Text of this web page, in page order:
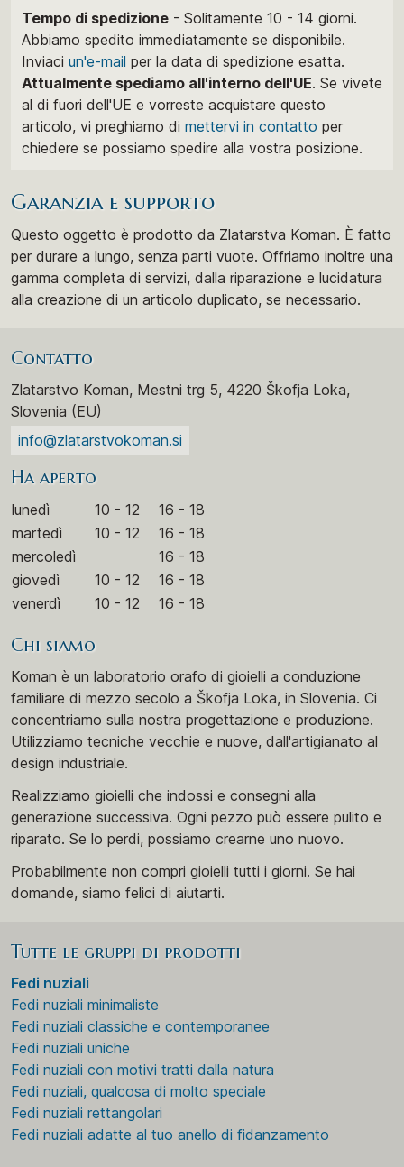
Tempo di spedizione - Solitamente 10 - 14 giorni.
Abbiamo spedito immediatamente se disponibile.
Inviaci un'e-mail per la data di spedizione esatta.
Attualmente spediamo all'interno dell'UE. Se vivete
al di fuori dell'UE e vorreste acquistare questo
articolo, vi preghiamo di mettervi in ​​contatto per
chiedere se possiamo spedire alla vostra posizione.
Garanzia e supporto
Questo oggetto è prodotto da Zlatarstva Koman. È fatto
per durare a lungo, senza parti vuote. Offriamo inoltre una
gamma completa di servizi, dalla riparazione e lucidatura
alla creazione di un articolo duplicato, se necessario.
Contatto
Zlatarstvo Koman, Mestni trg 5, 4220 Škofja Loka,
Slovenia (EU)
info@zlatarstvokoman.si
Ha aperto
lunedì 10 - 12
16 - 18
martedì
10 - 12
16 - 18
mercoledì
16 - 18
giovedì
10 - 12
16 - 18
venerdì
10 - 12 16 - 18
Chi siamo
Koman è un laboratorio orafo di gioielli a conduzione
familiare di mezzo secolo a Škofja Loka, in Slovenia. Ci
concentriamo sulla nostra progettazione e produzione.
Utilizziamo tecniche vecchie e nuove, dall'artigianato al
design industriale.
Realizziamo gioielli che indossi e consegni alla
generazione successiva. Ogni pezzo può essere pulito e
riparato. Se lo perdi, possiamo crearne uno nuovo.
Probabilmente non compri gioielli tutti i giorni. Se hai
domande, siamo felici di aiutarti.
Tutte le gruppi di prodotti
Fedi nuziali
Fedi nuziali minimaliste
Fedi nuziali classiche e contemporanee
Fedi nuziali uniche
Fedi nuziali con motivi tratti dalla natura
Fedi nuziali, qualcosa di molto speciale
Fedi nuziali rettangolari
Fedi nuziali adatte al tuo anello di fidanzamento